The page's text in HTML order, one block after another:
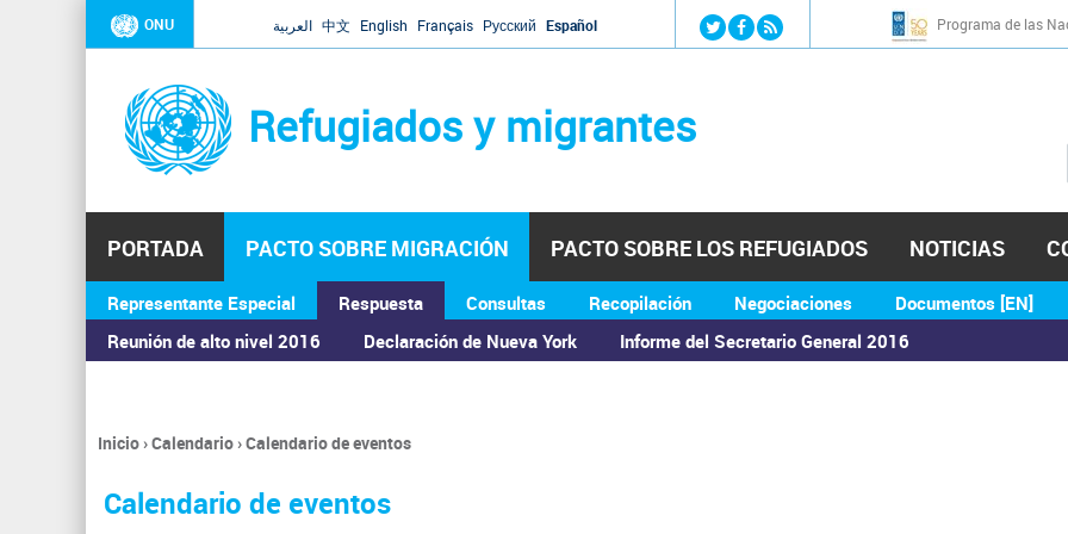
Jump to navigation
ONU العربية 中文 English Français Русский Español Programa de las
Refugiados y migrantes
PORTADA PACTO SOBRE MIGRACIÓN
Representante Especial
Respuesta
Reunión de alto nivel 2016
Declaración de Nueva York Informe del Secretario General 2016
Consultas Recopilación Negociaciones Documentos [EN]
PACTO SOBRE LOS REFUGIADOS NOTICIAS
ASAMBLEA GENERAL
Se
encuentra
usted
Inicio›Calendario›Calendario de eventos
Calendario de eventos